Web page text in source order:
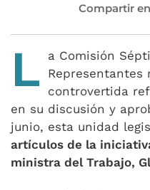
Compartir
L
a Comisión
Representantes
controvertida
en su discusión y
junio, esta unidad
artículos de la
ministra del Trabajo,